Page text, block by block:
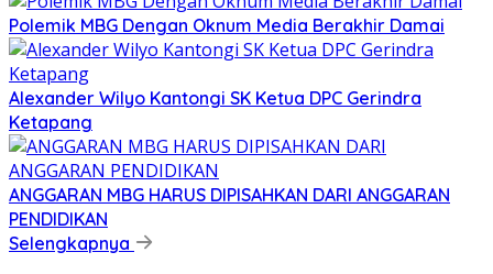
Polemik MBG Dengan Oknum Media Berakhir Damai
Alexander Wilyo Kantongi SK Ketua DPC Gerindra
Ketapang
ANGGARAN MBG HARUS DIPISAHKAN DARI ANGGARAN
PENDIDIKAN
Selengkapnya